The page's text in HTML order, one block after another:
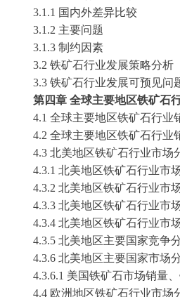
3.1.1 国内外差异比较
3.1.2 主要问题
3.1.3 制约因素
3.2 铁矿石行业发展策略分析
3.3 铁矿石行业发展可预见问
第四章 全球主要地区铁矿石
4.1 全球主要地区铁矿石行业
4.2 全球主要地区铁矿石行业
4.3 北美地区铁矿石行业市场
4.3.1 北美地区铁矿石行业市
4.3.2 北美地区铁矿石行业市
4.3.3 北美地区铁矿石行业市
4.3.4 北美地区铁矿石行业市
4.3.5 北美地区主要国家竞争
4.3.6 北美地区主要国家市场
4.3.6.1 美国铁矿石市场销量
4.4 欧洲地区铁矿石行业市场